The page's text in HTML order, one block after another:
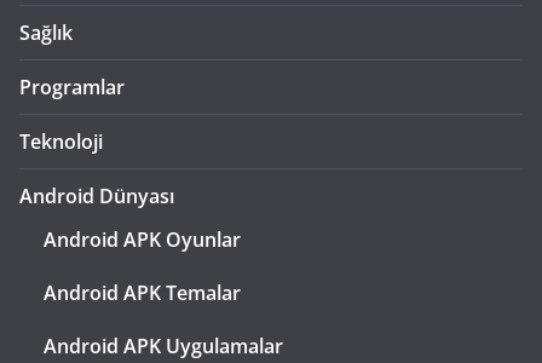
Sağlık
Programlar
Teknoloji
Android Dünyası
Android APK Oyunlar
Android APK Temalar
Android APK Uygulamalar